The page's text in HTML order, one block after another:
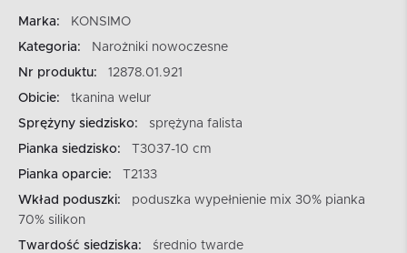
Marka:
KONSIMO
Kategoria:
Narożniki nowoczesne
Nr produktu:
12878.01.921
Obicie:
tkanina welur
Sprężyny siedzisko:
sprężyna falista
Pianka siedzisko:
T3037-10 cm
Pianka oparcie:
T2133
Wkład poduszki:
poduszka wypełnienie mix 30% pianka
70% silikon
Twardość siedziska:
średnio twarde